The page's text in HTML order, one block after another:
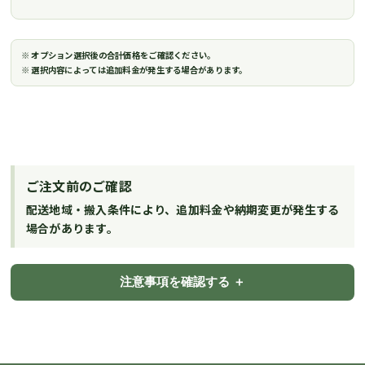
※ オプション選択後の合計価格をご確認ください。
※ 選択内容によっては追加料金が発生する場合があります。
ご注文前のご確認
配送地域・搬入条件により、追加料金や納期変更が発生する
場合があります。
注意事項を確認する